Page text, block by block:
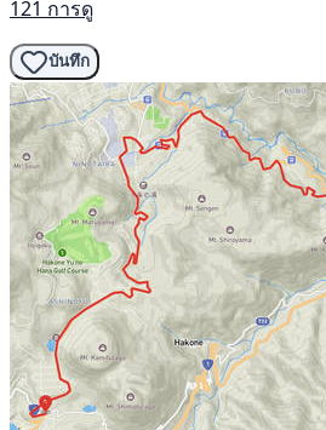
121 การดู
บันทึก